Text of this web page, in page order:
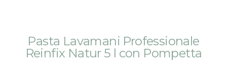
all'inizioPasta Lavamani Professionale
Reinfix Natur 5 l con Pompetta